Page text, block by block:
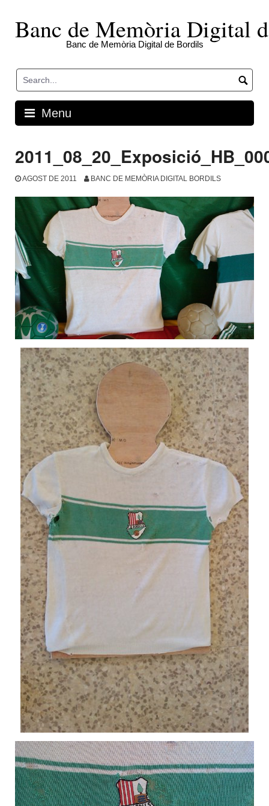
contentBanc de Memòria Digital
Banc de Memòria Digital de Bordils
Menu
AGOST DE 2011 BANC DE MEMÒRIA DIGITAL BORDILS